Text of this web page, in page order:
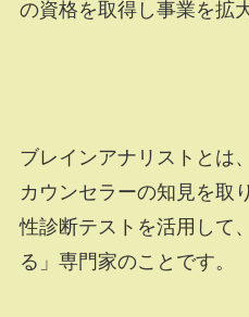
の資格を取得し事業を拡
ブレインアナリストとは
カウンセラーの知見を取
性診断テストを活用して
る」専門家のことです。